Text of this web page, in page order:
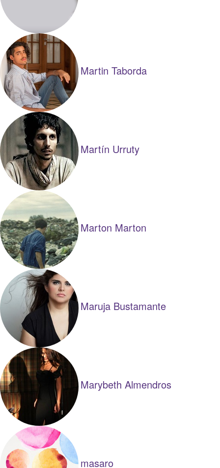
Martin Taborda
Martín Urruty
Marton Marton
Maruja Bustamante
Marybeth Almendros
masaro